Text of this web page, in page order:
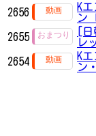
2656
K
ン
2655
[
レ
2654
K
ン